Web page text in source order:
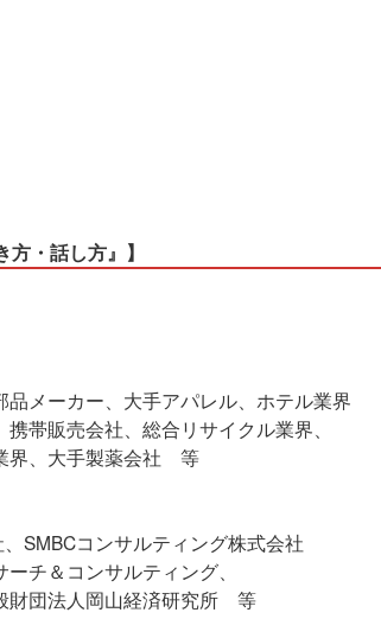
・話し方』】
ーカー、大手アパレル、ホテル業界
販売会社、総合リサイクル業界、
、大手製薬会社 等
コンサルティング株式会社
＆コンサルティング、
団法人岡山経済研究所 等